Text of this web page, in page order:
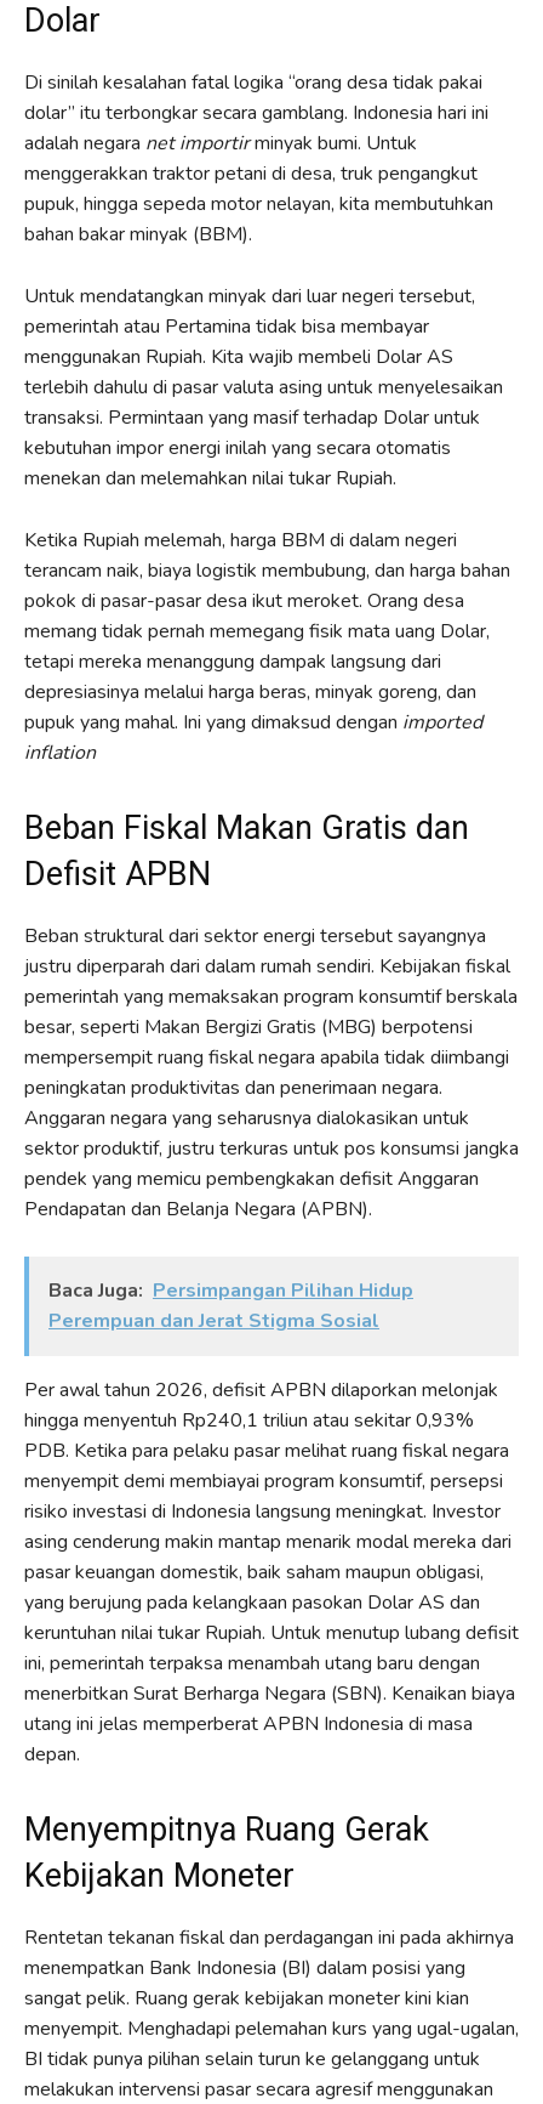
Dolar
Di sinilah kesalahan fatal logika “orang desa tidak pakai
dolar” itu terbongkar secara gamblang. Indonesia hari ini
adalah negara net importirminyak bumi. Untuk
menggerakkan traktor petani di desa, truk pengangkut
pupuk, hingga sepeda motor nelayan, kita membutuhkan
bahan bakar minyak (BBM).
Untuk mendatangkan minyak dari luar negeri tersebut,
pemerintah atau Pertamina tidak bisa membayar
menggunakan Rupiah. Kita wajib membeli Dolar AS
terlebih dahulu di pasar valuta asing untuk menyelesaikan
transaksi. Permintaan yang masif terhadap Dolar untuk
kebutuhan impor energi inilah yang secara otomatis
menekan dan melemahkan nilai tukar Rupiah.
Ketika Rupiah melemah, harga BBM di dalam negeri
terancam naik, biaya logistik membubung, dan harga bahan
pokok di pasar-pasar desa ikut meroket. Orang desa
memang tidak pernah memegang fisik mata uang Dolar,
tetapi mereka menanggung dampak langsung dari
depresiasinya melalui harga beras, minyak goreng, dan
pupuk yang mahal. Ini yang dimaksud dengan imported
inflation
Beban Fiskal Makan Gratis dan
Defisit APBN
Beban struktural dari sektor energi tersebut sayangnya
justru diperparah dari dalam rumah sendiri. Kebijakan fiskal
pemerintah yang memaksakan program konsumtif berskala
besar, seperti Makan Bergizi Gratis (MBG) berpotensi
mempersempit ruang fiskal negara apabila tidak diimbangi
peningkatan produktivitas dan penerimaan negara.
Anggaran negara yang seharusnya dialokasikan untuk
sektor produktif, justru terkuras untuk pos konsumsi jangka
pendek yang memicu pembengkakan defisit Anggaran
Pendapatan dan Belanja Negara (APBN).
Baca Juga: Persimpangan Pilihan Hidup
Perempuan dan Jerat Stigma Sosial
Per awal tahun 2026, defisit APBN dilaporkan melonjak
hingga menyentuh Rp240,1 triliun atau sekitar 0,93%
PDB. Ketika para pelaku pasar melihat ruang fiskal negara
menyempit demi membiayai program konsumtif, persepsi
risiko investasi di Indonesia langsung meningkat. Investor
asing cenderung makin mantap menarik modal mereka dari
pasar keuangan domestik, baik saham maupun obligasi,
yang berujung pada kelangkaan pasokan Dolar AS dan
keruntuhan nilai tukar Rupiah. Untuk menutup lubang defisit
ini, pemerintah terpaksa menambah utang baru dengan
menerbitkan Surat Berharga Negara (SBN). Kenaikan biaya
utang ini jelas memperberat APBN Indonesia di masa
depan.
Menyempitnya Ruang Gerak
Kebijakan Moneter
Rentetan tekanan fiskal dan perdagangan ini pada akhirnya
menempatkan Bank Indonesia (BI) dalam posisi yang
sangat pelik. Ruang gerak kebijakan moneter kini kian
menyempit. Menghadapi pelemahan kurs yang ugal-ugalan,
BI tidak punya pilihan selain turun ke gelanggang untuk
melakukan intervensi pasar secara agresif menggunakan